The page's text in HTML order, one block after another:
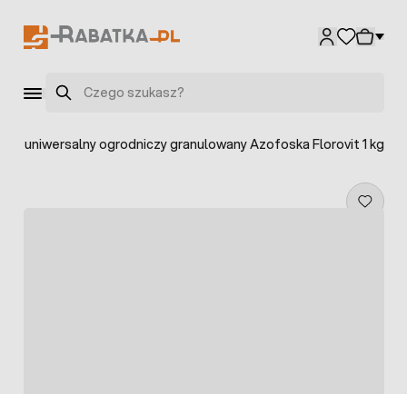
Szukaj
uniwersalny ogrodniczy granulowany Azofoska Florovit 1 kg